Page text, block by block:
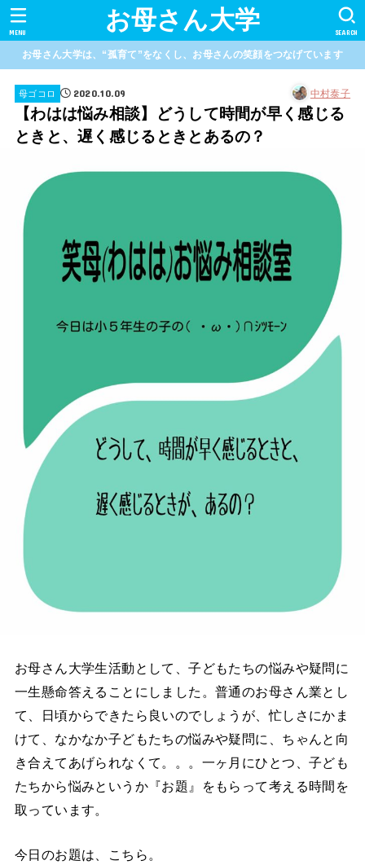
お母さん大学 SEARCH
MENU
お母さん大学は、“孤育て”をなくし、お母さんの笑顔をつなげています
母ゴコロ 2020.10.09 中村泰子
【わはは悩み相談】どうして時間が早く感じる
ときと、遅く感じるときとあるの？
お母さん大学生活動として、子どもたちの悩みや疑問に
一生懸命答えることにしました。普通のお母さん業とし
て、日頃からできたら良いのでしょうが、忙しさにかま
けて、なかなか子どもたちの悩みや疑問に、ちゃんと向
き合えてあげられなくて。。。一ヶ月にひとつ、子ども
たちから悩みというか『お題』をもらって考える時間を
取っています。
今日のお題は、こちら。